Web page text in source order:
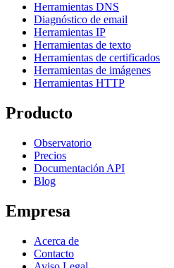
Herramientas DNS
Diagnóstico de email
Herramientas IP
Herramientas de texto
Herramientas de certificados
Herramientas de imágenes
Herramientas HTTP
Producto
Observatorio
Precios
Documentación API
Blog
Empresa
Acerca de
Contacto